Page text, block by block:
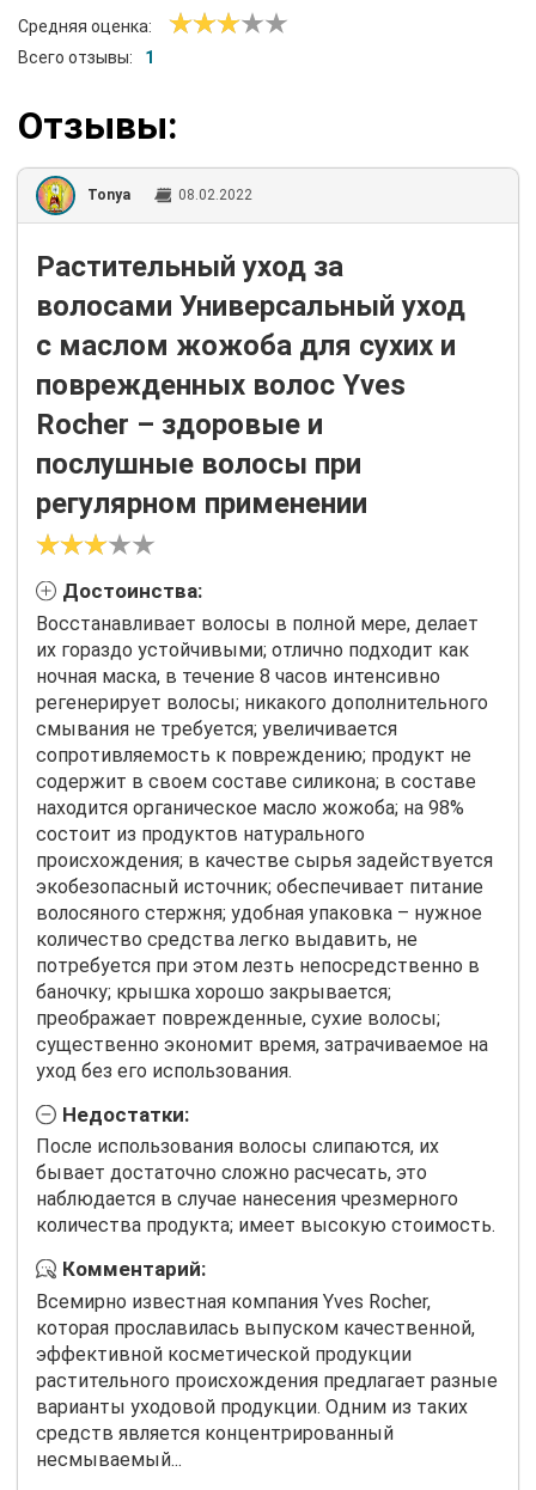
Средняя оценка:
Всего отзывы:
1
Отзывы:
Tonya 08.02.2022
Растительный уход за
волосами Универсальный уход
с маслом жожоба для сухих и
поврежденных волос Yves
Rocher – здоровые и
послушные волосы при
регулярном применении
Достоинства:
Восстанавливает волосы в полной мере, делает
их гораздо устойчивыми; отлично подходит как
ночная маска, в течение 8 часов интенсивно
регенерирует волосы; никакого дополнительного
смывания не требуется; увеличивается
сопротивляемость к повреждению; продукт не
содержит в своем составе силикона; в составе
находится органическое масло жожоба; на 98%
состоит из продуктов натурального
происхождения; в качестве сырья задействуется
экобезопасный источник; обеспечивает питание
волосяного стержня; удобная упаковка – нужное
количество средства легко выдавить, не
потребуется при этом лезть непосредственно в
баночку; крышка хорошо закрывается;
преображает поврежденные, сухие волосы;
существенно экономит время, затрачиваемое на
уход без его использования.
Недостатки:
После использования волосы слипаются, их
бывает достаточно сложно расчесать, это
наблюдается в случае нанесения чрезмерного
количества продукта; имеет высокую стоимость.
Комментарий:
Всемирно известная компания Yves Rocher,
которая прославилась выпуском качественной,
эффективной косметической продукции
растительного происхождения предлагает разные
варианты уходовой продукции. Одним из таких
средств является концентрированный
несмываемый...